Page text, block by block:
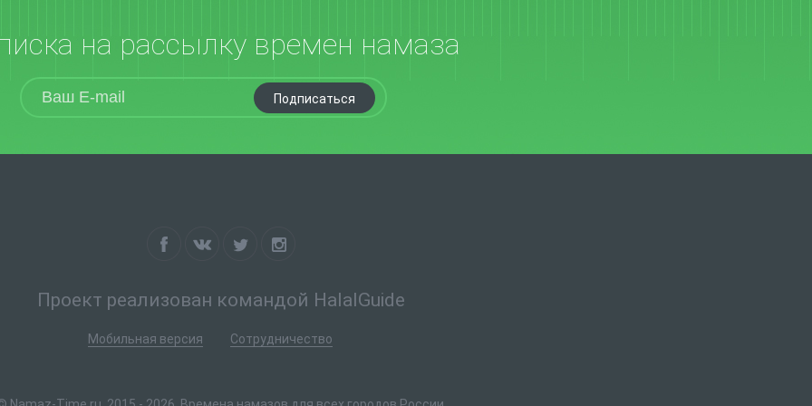
на рассылку времен намаза
Подписаться
Проект реализован командой HalalGuide
Мобильная версия Сотрудничество